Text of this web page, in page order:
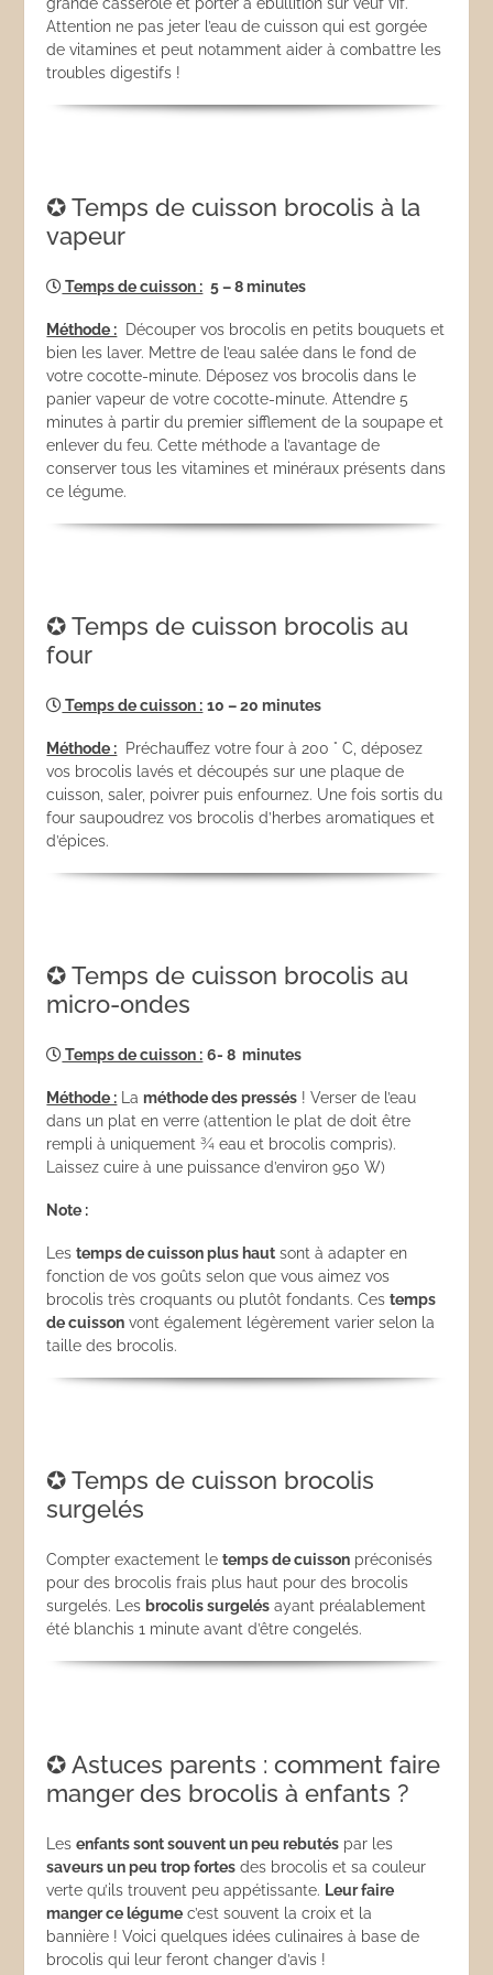
Attention ne pas jeter l’eau de cuisson qui est gorgée
de vitamines et peut notamment aider à combattre les
troubles digestifs !
✪ Temps de cuisson brocolis à la
vapeur
Temps de cuisson : 5 – 8 minutes
Méthode : Découper vos brocolis en petits bouquets et
bien les laver. Mettre de l’eau salée dans le fond de
votre cocotte-minute. Déposez vos brocolis dans le
panier vapeur de votre cocotte-minute. Attendre 5
minutes à partir du premier sifflement de la soupape et
enlever du feu. Cette méthode a l’avantage de
conserver tous les vitamines et minéraux présents dans
ce légume.
✪ Temps de cuisson brocolis au
four
Temps de cuisson : 10 – 20 minutes
Méthode : Préchauffez votre four à 200 ° C, déposez
vos brocolis lavés et découpés sur une plaque de
cuisson, saler, poivrer puis enfournez. Une fois sortis du
four saupoudrez vos brocolis d’herbes aromatiques et
d’épices.
✪ Temps de cuisson brocolis au
micro-ondes
Temps de cuisson : 6- 8 minutes
Méthode : Laméthode des pressés ! Verser de l’eau
dans un plat en verre (attention le plat de doit être
rempli à uniquement ¾ eau et brocolis compris).
Laissez cuire à une puissance d’environ 950 W)
Note :
Lestemps de cuisson plus haut sont à adapter en
fonction de vos goûts selon que vous aimez vos
brocolis très croquants ou plutôt fondants. Cestemps
de cuisson vont également légèrement varier selon la
taille des brocolis.
✪ Temps de cuisson brocolis
surgelés
Compter exactement letemps de cuisson préconisés
pour des brocolis frais plus haut pour des brocolis
surgelés. Les brocolis surgelés ayant préalablement
été blanchis 1 minute avant d’être congelés.
✪ Astuces parents : comment faire
manger des brocolis à enfants ?
Lesenfants sont souvent un peu rebutés par les
saveurs un peu trop fortes des brocolis et sa couleur
verte qu’ils trouvent peu appétissante. Leur faire
manger ce légume c’est souvent la croix et la
bannière ! Voici quelques idées culinaires à base de
brocolis qui leur feront changer d’avis !